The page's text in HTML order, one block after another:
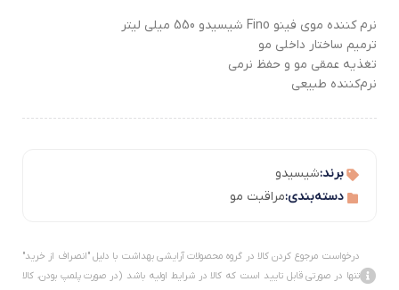
نرم کننده موی فینو Fino شیسیدو 550 میلی لیتر
ترمیم ساختار داخلی مو
تغذیه عمقی مو و حفظ نرمی
نرم‌کننده طبیعی
برند:شیسیدو
دسته‌بندی:مراقبت مو
درخواست مرجوع کردن کالا در گروه محصولات آرایشی بهداشت با دلیل "انصراف از خرید"
تنها در صورتی قابل تایید است که کالا در شرایط اولیه باشد (در صورت پلمپ بودن، کالا